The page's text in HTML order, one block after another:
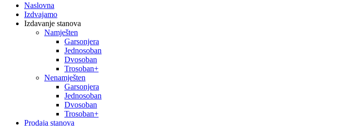
Naslovna
Izdvajamo
Izdavanje stanova
Namješten
Garsonjera
Jednosoban
Dvosoban
Trosoban+
Nenamješten
Garsonjera
Jednosoban
Dvosoban
Trosoban+
Prodaja stanova